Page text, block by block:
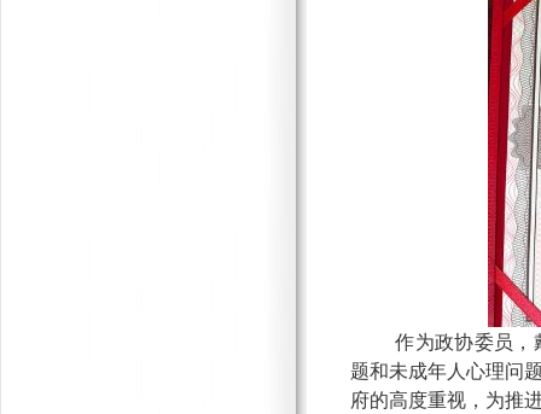
作为政协委员，
题和未成年人心理问
府的高度重视，为推